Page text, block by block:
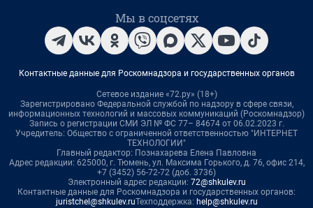
Мы в соцсетях
Контактные данные для Роскомнадзора и государственных органов
Сетевое издание «72.ру» (18+)
Зарегистрировано Федеральной службой по надзору в сфере связи,
информационных технологий и массовых коммуникаций (Роскомнадзор)
Запись о регистрации СМИ ЭЛ № ФС 77– 84674 от 06.02.2023 г.
Учредитель: Общество с ограниченной ответственностью "ИНТЕРНЕТ
ТЕХНОЛОГИИ"
Главный редактор: Познахарева Елена Павловна
Адрес редакции: 625000, г. Тюмень, ул. Максима Горького, д. 76, офис 214,
+7 (3452) 56-72-72 (доб. 3736)
Электронный адрес редакции: 72@shkulev.ru
Контактные данные для Роскомнадзора и государственных органов:
juristchel@shkulev.ruТехподдержка: help@shkulev.ru